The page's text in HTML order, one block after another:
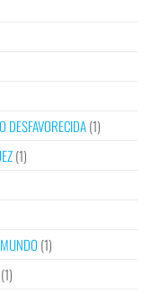
DESFAVORECIDA(1)
(1)
(1)
(1)